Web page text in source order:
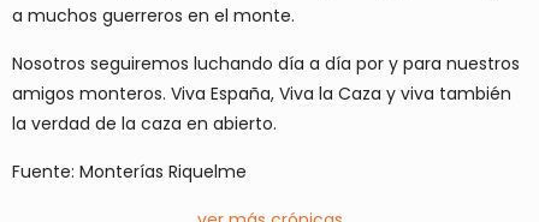
a muchos guerreros en el monte.
Nosotros seguiremos luchando día a día por y para nuestros
amigos monteros. Viva España, Viva la Caza y viva también
la verdad de la caza en abierto.
Fuente: Monterías Riquelme